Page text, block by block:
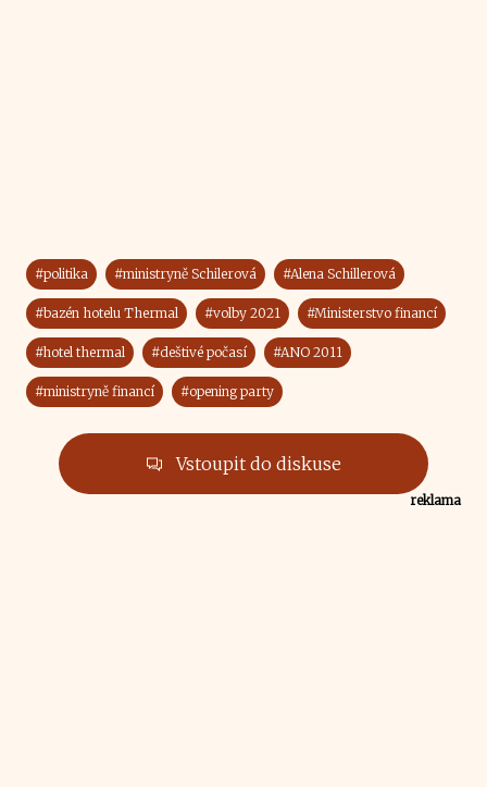
#politika #ministryně Schilerová #Alena Schillerová
#bazén hotelu Thermal #volby 2021 #Ministerstvo financí
#hotel thermal #deštivé počasí #ANO 2011
#ministryně financí #opening party
Vstoupit do diskuse
reklama